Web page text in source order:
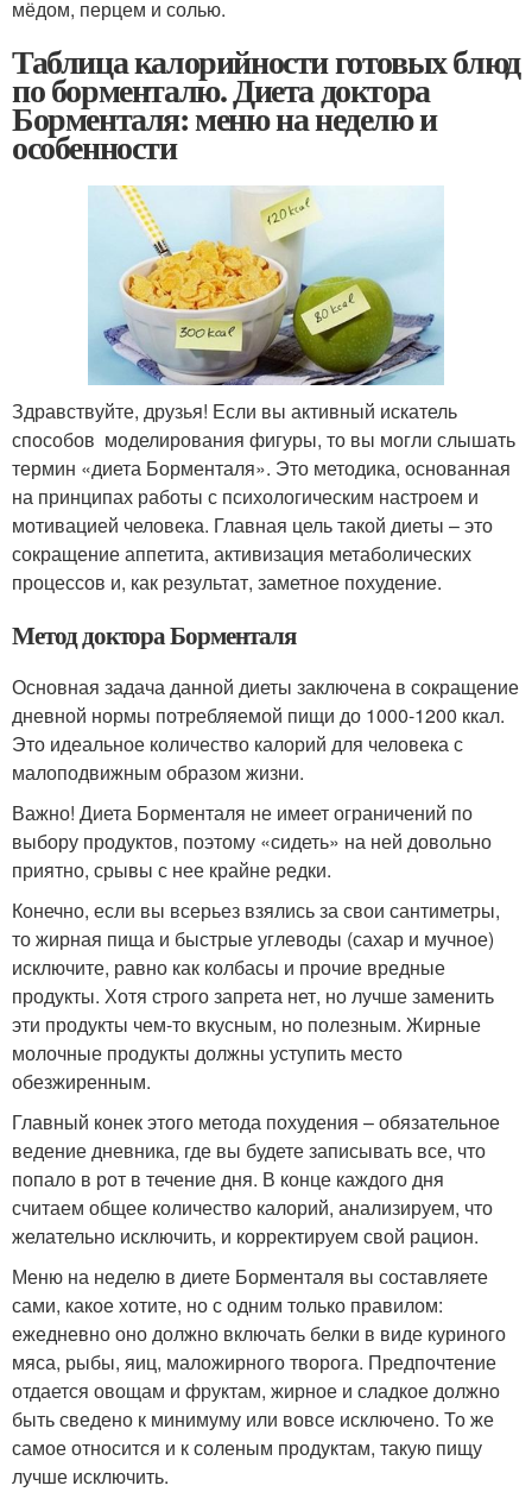
мёдом, перцем и солью.
Таблица калорийности готовых блюд
по борменталю. Диета доктора
Борменталя: меню на неделю и
особенности
Здравствуйте, друзья! Если вы активный искатель
способов моделирования фигуры, то вы могли слышать
термин «диета Борменталя». Это методика, основанная
на принципах работы с психологическим настроем и
мотивацией человека. Главная цель такой диеты – это
сокращение аппетита, активизация метаболических
процессов и, как результат, заметное похудение.
Метод доктора Борменталя
Основная задача данной диеты заключена в сокращение
дневной нормы потребляемой пищи до 1000-1200 ккал.
Это идеальное количество калорий для человека с
малоподвижным образом жизни.
Важно! Диета Борменталя не имеет ограничений по
выбору продуктов, поэтому «сидеть» на ней довольно
приятно, срывы с нее крайне редки.
Конечно, если вы всерьез взялись за свои сантиметры,
то жирная пища и быстрые углеводы (сахар и мучное)
исключите, равно как колбасы и прочие вредные
продукты. Хотя строго запрета нет, но лучше заменить
эти продукты чем-то вкусным, но полезным. Жирные
молочные продукты должны уступить место
обезжиренным.
Главный конек этого метода похудения – обязательное
ведение дневника, где вы будете записывать все, что
попало в рот в течение дня. В конце каждого дня
считаем общее количество калорий, анализируем, что
желательно исключить, и корректируем свой рацион.
Меню на неделю в диете Борменталя вы составляете
сами, какое хотите, но с одним только правилом:
ежедневно оно должно включать белки в виде куриного
мяса, рыбы, яиц, маложирного творога. Предпочтение
отдается овощам и фруктам, жирное и сладкое должно
быть сведено к минимуму или вовсе исключено. То же
самое относится и к соленым продуктам, такую пищу
лучше исключить.